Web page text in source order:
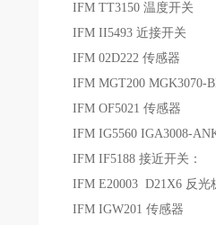
IFM TT3150 温度开关
IFM II5493 近接开关
IFM 02D222 传感器
IFM MGT200 MGK3070-
IFM OF5021 传感器
IFM IG5560 IGA3008-
IFM IF5188 接近开关：
IFM E20003 D21X6 反光
IFM IGW201 传感器